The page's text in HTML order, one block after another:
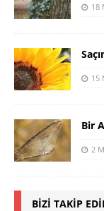
18
15
Bir
2
BIZI TAKIP